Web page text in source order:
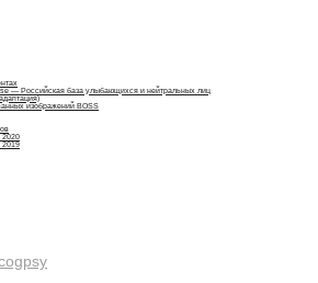
— Российская база улыбающихся и нейтральных лиц
изображений BOSS
2020
2019